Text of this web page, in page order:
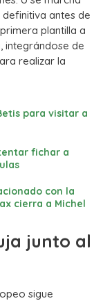
antes de
plantilla a
integrándose de
realizar la
para visitar a
fichar a
con la
cierra a Michel
junto al
sigue